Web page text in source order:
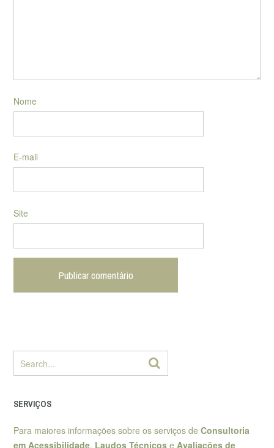
Nome
E-mail
Site
SERVIÇOS
Para maiores informações sobre os serviços de Consultoria
em Acessibilidade, Laudos Técnicos e Avaliações de